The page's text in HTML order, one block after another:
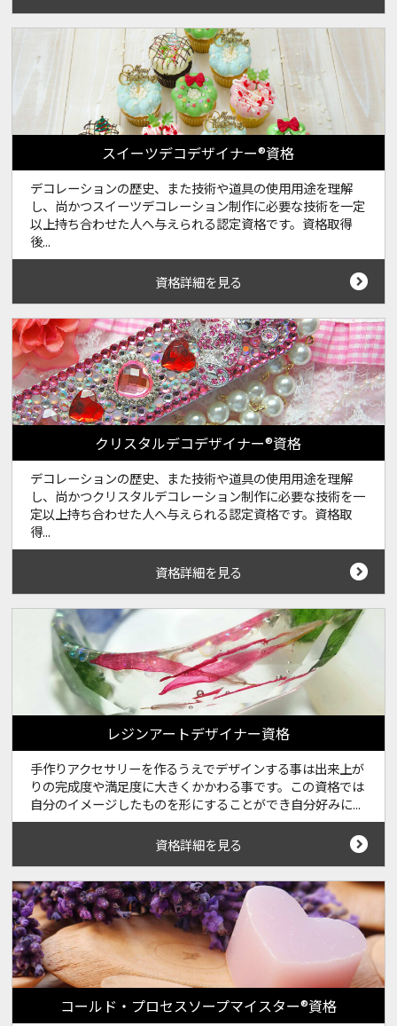
スイーツデコデザイナー®資格
デコレーションの歴史、また技術や道具の使用用途を理解
し、尚かつスイーツデコレーション制作に必要な技術を一定
以上持ち合わせた人へ与えられる認定資格です。資格取得
後...
資格詳細を見る
クリスタルデコデザイナー®資格
デコレーションの歴史、また技術や道具の使用用途を理解
し、尚かつクリスタルデコレーション制作に必要な技術を一
定以上持ち合わせた人へ与えられる認定資格です。資格取
得...
資格詳細を見る
レジンアートデザイナー資格
手作りアクセサリーを作るうえでデザインする事は出来上が
りの完成度や満足度に大きくかかわる事です。この資格では
自分のイメージしたものを形にすることができ自分好みに...
資格詳細を見る
コールド・プロセスソープマイスター®資格